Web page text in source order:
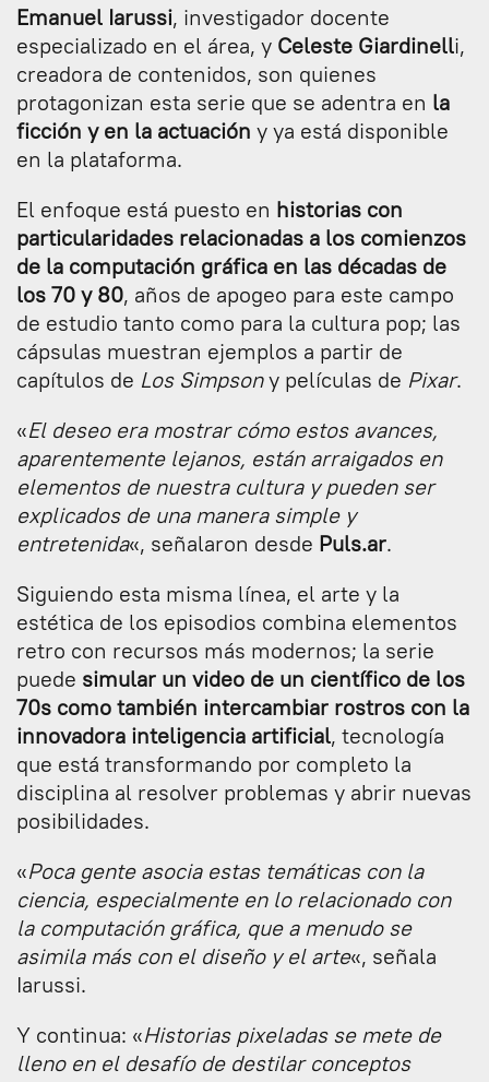
Emanuel Iarussi, investigador docente
especializado en el área, y Celeste Giardinelli,
creadora de contenidos, son quienes
protagonizan esta serie que se adentra en la
ficción y en la actuación y ya está disponible
en la plataforma.
El enfoque está puesto en historias con
particularidades relacionadas a los comienzos
de la computación gráfica en las décadas de
los 70 y 80, años de apogeo para este campo
de estudio tanto como para la cultura pop; las
cápsulas muestran ejemplos a partir de
capítulos de Los Simpsony películas de Pixar.
«El deseo era mostrar cómo estos avances,
aparentemente lejanos, están arraigados en
elementos de nuestra cultura y pueden ser
explicados de una manera simple y
entretenida«, señalaron desde Puls.ar.
Siguiendo esta misma línea, el arte y la
estética de los episodios combina elementos
retro con recursos más modernos; la serie
puede simular un video de un científico de los
70s como también intercambiar rostros con la
innovadora inteligencia artificial, tecnología
que está transformando por completo la
disciplina al resolver problemas y abrir nuevas
posibilidades.
«Poca gente asocia estas temáticas con la
ciencia, especialmente en lo relacionado con
la computación gráfica, que a menudo se
asimila más con el diseño y el arte«, señala
Iarussi.
Y continua: «Historias pixeladas se mete de
lleno en el desafío de destilar conceptos